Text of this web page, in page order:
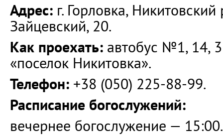
Адрес: г. Горловка,
Зайцевский, 20.
Как проехать: автобус №1, 14,
«поселок Никитовка».
Телефон: +38 (050) 225-88-99.
Расписание богослужений:
вечернее богослужение — 15:00.